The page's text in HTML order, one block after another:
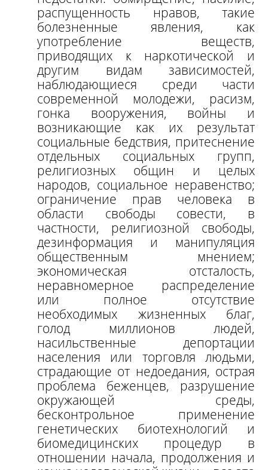
распущенность нравов, такие
болезненные явления, как
употребление веществ,
приводящих к наркотической и
другим видам зависимостей,
наблюдающиеся среди части
современной молодежи, расизм,
гонка вооружения, войны и
возникающие как их результат
социальные бедствия, притеснение
отдельных социальных групп,
религиозных общин и целых
народов, социальное неравенство;
ограничение прав человека в
области свободы совести, в
частности, религиозной свободы,
дезинформация и манипуляция
общественным мнением;
экономическая отсталость,
неравномерное распределение
или полное отсутствие
необходимых жизненных благ,
голод миллионов людей,
насильственные депортации
населения или торговля людьми,
страдающие от недоедания, острая
проблема беженцев, разрушение
окружающей среды,
бесконтрольное применение
генетических биотехнологий и
биомедицинских процедур в
отношении начала, продолжения и